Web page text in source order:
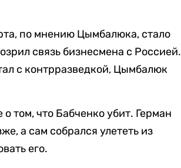
по мнению Цымбалюка, стало
связь бизнесмена с Россией.
с контрразведкой, Цымбалюк
том, что Бабченко убит. Герман
а сам собрался улететь из
его.